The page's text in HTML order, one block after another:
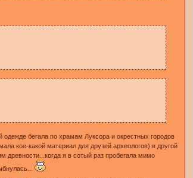
одежде бегала по храмам Луксора и окрестных городов
кое-какой материал для друзей археологов) в другой
древности...когда я в сотый раз пробегала мимо